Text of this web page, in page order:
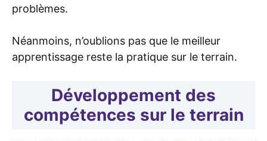
problèmes.
Néanmoins, n’oublions pas que le meilleur
apprentissage reste la pratique sur le terrain.
Développement des
compétences sur le terrain